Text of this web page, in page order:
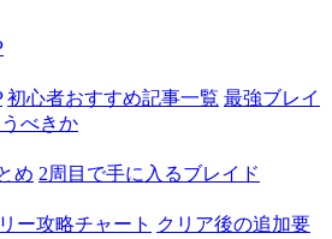
初心者おすすめ記事一覧 最強ブレイ
べきか
め 2周目で手に入るブレイド
ー攻略チャート クリア後の追加要